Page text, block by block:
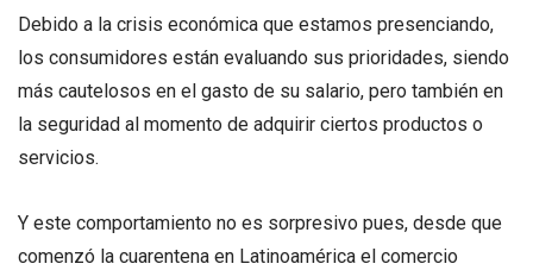
Debido a la crisis económica que estamos presenciando,
los consumidores están evaluando sus prioridades, siendo
más cautelosos en el gasto de su salario, pero también en
la seguridad al momento de adquirir ciertos productos o
servicios.
Y este comportamiento no es sorpresivo pues, desde que
comenzó la cuarentena en Latinoamérica el comercio